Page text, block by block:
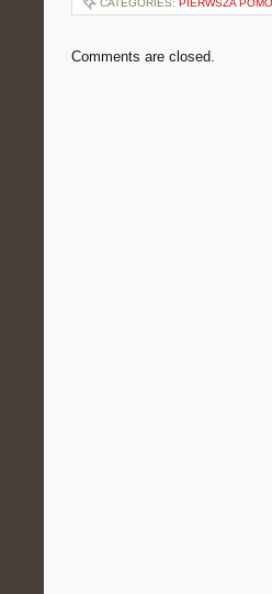
CATEGORIES: PIERWSZA
Comments are closed.